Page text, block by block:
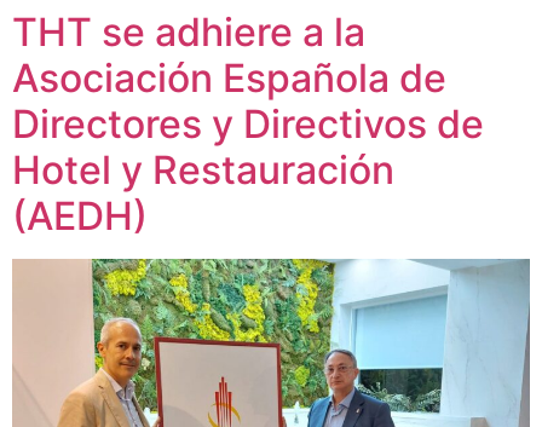
contenido
THT se adhiere a la
Asociación Española de
Directores y Directivos de
Hotel y Restauración
(AEDH)